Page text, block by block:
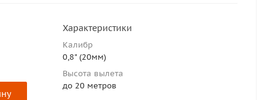
Характеристики
Калибр
0,8" (20мм)
Высота вылета
до 20 метров